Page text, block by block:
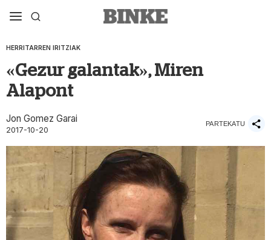
HERRITARREN IRITZIAK
«Gezur galantak», Miren
Alapont
Jon Gomez Garai
2017-10-20
PARTEKATU